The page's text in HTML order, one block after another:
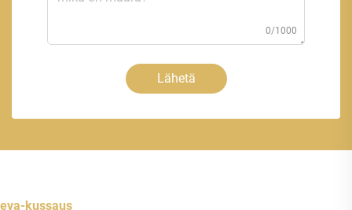
0/1000
Lähetä
eva-kussaus